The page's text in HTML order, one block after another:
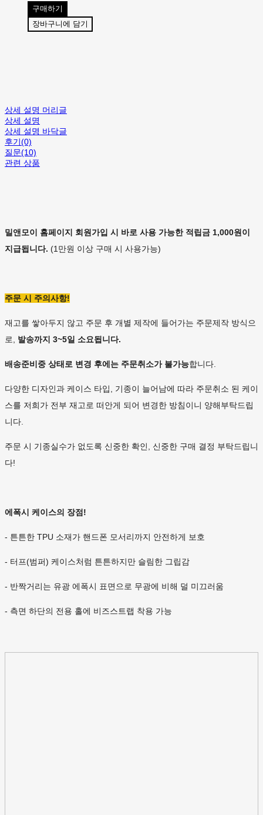
구매하기
장바구니에 담기
상세 설명 머리글
상세 설명
상세 설명 바닥글
후기(0)
질문(10)
관련 상품
밀앤모이 홈페이지 회원가입 시 바로 사용 가능한 적립금 1,000원이
지급됩니다. (1만원 이상 구매 시 사용가능)
주문 시 주의사항!
재고를 쌓아두지 않고 주문 후 개별 제작에 들어가는 주문제작 방식으
로, 발송까지 3~5일 소요됩니다.
배송준비중 상태로 변경 후에는 주문취소가 불가능합니다.
다양한 디자인과 케이스 타입, 기종이 늘어남에 따라 주문취소 된 케이
스를 저희가 전부 재고로 떠안게 되어 변경한 방침이니 양해부탁드립
니다.
주문 시 기종실수가 없도록 신중한 확인, 신중한 구매 결정 부탁드립니
다!
에폭시 케이스의 장점!
- 튼튼한 TPU 소재가 핸드폰 모서리까지 안전하게 보호
- 터프(범퍼) 케이스처럼 튼튼하지만 슬림한 그립감
- 반짝거리는 유광 에폭시 표면으로 무광에 비해 덜 미끄러움
- 측면 하단의 전용 홀에 비즈스트랩 착용 가능